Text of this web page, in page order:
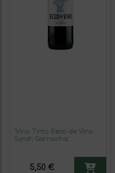
'Vino Tinto Beso de Vino
Syrah Garnacha'
5,50 €